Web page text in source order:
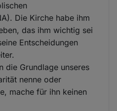
Die Kirche habe ihm
das ihm wichtig sei
Entscheidungen
die Grundlage unseres
nenne oder
mache für ihn keinen